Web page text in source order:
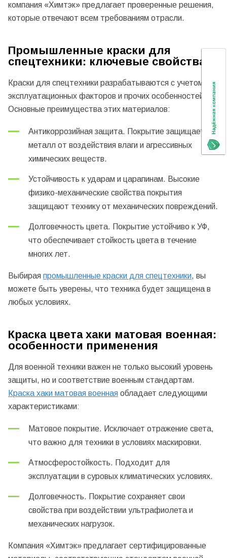
компания «Химтэк» предлагает проверенные решения,
которые отвечают всем требованиям отрасли.
Промышленные краски для
спецтехники: ключевые свойства
Краски для спецтехники разрабатываются с учетом
эксплуатационных факторов и прочих особенностей.
Основные преимущества этих материалов:
Антикоррозийная защита. Покрытие защищает
металл от воздействия влаги и агрессивных
химических веществ.
Устойчивость к ударам и царапинам. Высокие
физико-механические свойства покрытия
защищают технику от механических повреждений.
Долговечность цвета. Покрытие устойчиво к УФ,
что обеспечивает стойкость цвета в течение
многих лет.
Выбирая промышленные краски для спецтехники, вы
можете быть уверены, что техника будет защищена в
любых условиях.
Краска цвета хаки матовая военная:
особенности применения
Для военной техники важен не только высокий уровень
защиты, но и соответствие военным стандартам.
Краска хаки матовая военная обладает следующими
характеристиками:
Матовое покрытие. Исключает отражение света,
что важно для техники в условиях маскировки.
Атмосферостойкость. Подходит для
эксплуатации в суровых климатических условиях.
Долговечность. Покрытие сохраняет свои
свойства при воздействии ультрафиолета и
механических нагрузок.
Компания «Химтэк» предлагает сертифицированные